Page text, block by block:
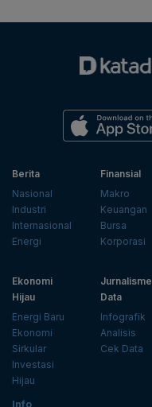
Berita
Nasional
Industri
Internasional
Energi
Finansial
Makro
Keuangan
Bursa
Korporasi
Ekonomi
Hijau
Energi Baru
Ekonomi
Sirkular
Investasi
Hijau
Jurnalisme
Data
Infografik
Analisis
Cek Data
Info